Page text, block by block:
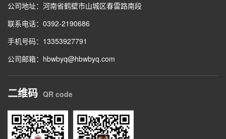
公司地址：河南省鹤壁市山城区春雷路南段
联系电话：0392-2190686
手机号码：13353927791
公司邮箱：hbwbyq@hbwbyq.com
二维码 QR code